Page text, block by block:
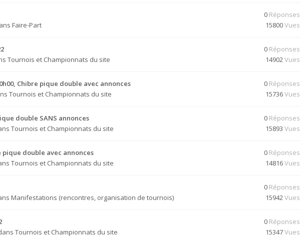
Faire-Part
0 Réponses
15800Vues
Tournois et Championnats du site
0 Réponses
14902Vues
Chibre pique double avec annonces
Tournois et Championnats du site
0 Réponses
15736Vues
double SANS annonces
Tournois et Championnats du site
0 Réponses
15893 Vues
pique double avec annonces
Tournois et Championnats du site
0 Réponses
14816Vues
Manifestations (rencontres, organisation de tournois)
0 Réponses
15942Vues
Tournois et Championnats du site
0 Réponses
15347Vues